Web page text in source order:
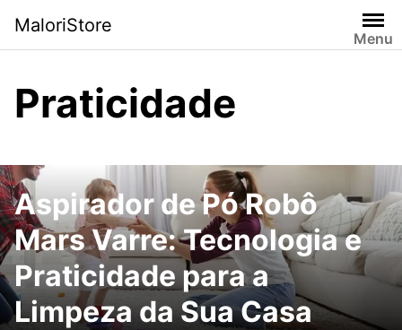
para
o
MaloriStore
Menu
Praticidade
Aspirador de Pó Robô
Mars Varre: Tecnologia e
Praticidade para a
Limpeza da Sua Casa